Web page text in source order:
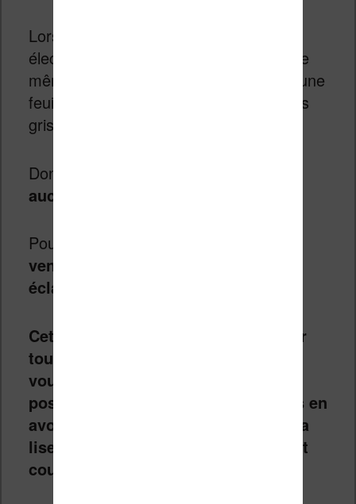
Lorsque l’on regarde un écran à encre
électronique de liseuse, on a presque le
même rendu que lorsque l’on regarde une
feuille de papier (en fait, l’écran est plus
gris que blanc).
Donc, par défaut,
aucune lumière
Pourtant,
vendues le sont toutes avec un
éclairage pour corriger ce manque
Cet éclairage peut être désactivé sur
toutes les liseuses, donc si vous
voulez une liseuse sans cette
possibilité ou si vous pensez ne pas en
avoir besoin, vous pouvez prendre la
liseuse de votre choix et simplement
couper l’éclairage.